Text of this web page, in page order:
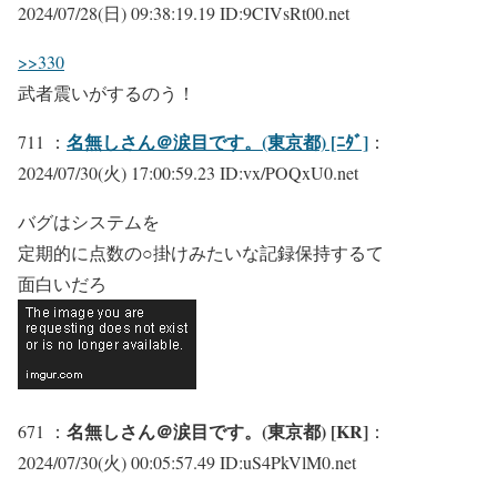
2024/07/28(日) 09:38:19.19 ID:9CIVsRt00.net
>>330
武者震いがするのう！
711 ： 名無しさん＠涙目です。(東京都) [ﾆﾀﾞ] ：
2024/07/30(火) 17:00:59.23 ID:vx/POQxU0.net
バグはシステムを
定期的に点数の○掛けみたいな記録保持するて
面白いだろ
671 ： 名無しさん＠涙目です。(東京都) [KR] ：
2024/07/30(火) 00:05:57.49 ID:uS4PkVlM0.net